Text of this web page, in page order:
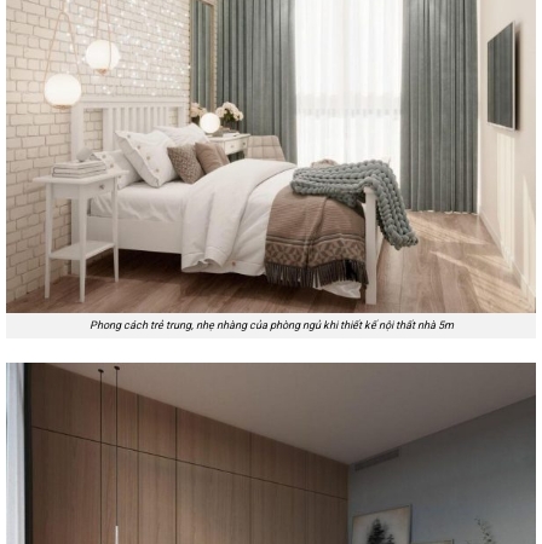
Phong cách trẻ trung, nhẹ nhàng của phòng ngủ khi thiết kế nội thất nhà 5m